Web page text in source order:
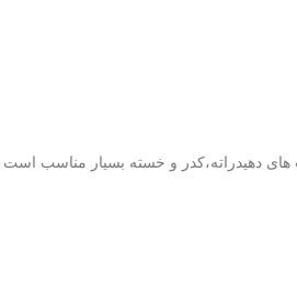
دهیدراته،کدر و خسته بسیار مناسب است